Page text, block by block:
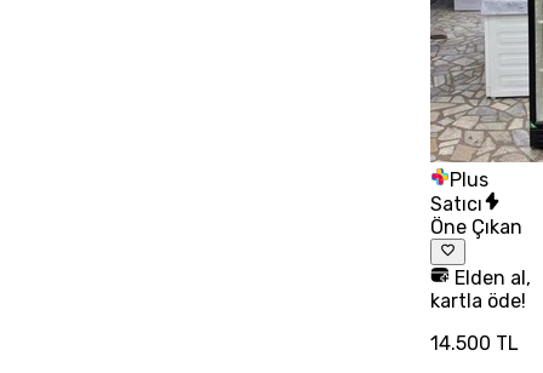
Plus
Satıcı
Öne Çıkan
Elden al,
kartla öde!
14.500 TL